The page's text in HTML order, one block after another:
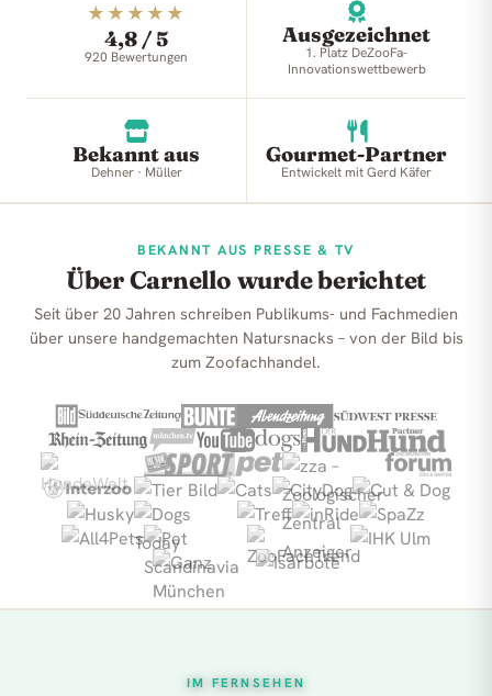
★★★★★
4,8 / 5
920 Bewertungen
Ausgezeichnet
1. Platz DeZooFa-
Innovationswettbewerb
Bekannt aus
Dehner · Müller
Gourmet-Partner
Entwickelt mit Gerd Käfer
BEKANNT AUS PRESSE & TV
Über Carnello wurde berichtet
Seit über 20 Jahren schreiben Publikums- und Fachmedien
über unsere handgemachten Natursnacks – von der Bild bis
zum Zoofachhandel.
IM FERNSEHEN